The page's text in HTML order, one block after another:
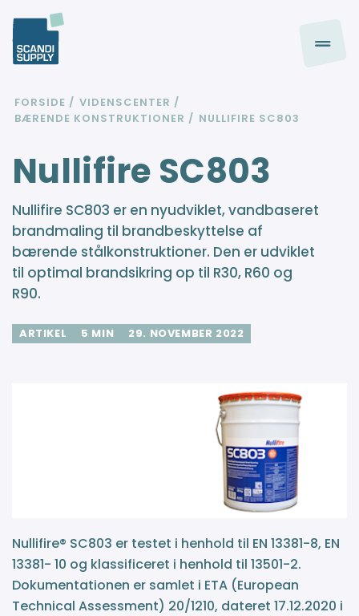
FORSIDE
VIDENSCENTER
BÆRENDE KONSTRUKTIONER
NULLIFIRE SC803
Nullifire SC803
Nullifire SC803 er en nyudviklet, vandbaseret
brandmaling til brandbeskyttelse af
bærende stålkonstruktioner. Den er udviklet
til optimal brandsikring op til R30, R60 og
R90.
ARTIKEL 5 MIN 29. NOVEMBER 2022
Nullifire® SC803 er testet i henhold til EN 13381-8, EN
13381- 10 og klassificeret i henhold til 13501-2.
Dokumentationen er samlet i ETA (European
Technical Assessment) 20/1210, dateret 17.12.2020 i